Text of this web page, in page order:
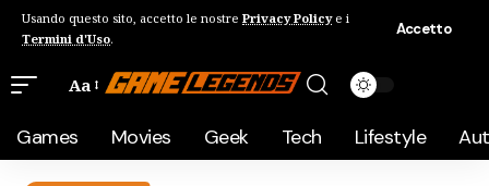
Usando questo sito, accetto le nostre Privacy Policye i
Termini d'Uso.
Accetto
Aa
Games Movies Geek Tech Lifestyle